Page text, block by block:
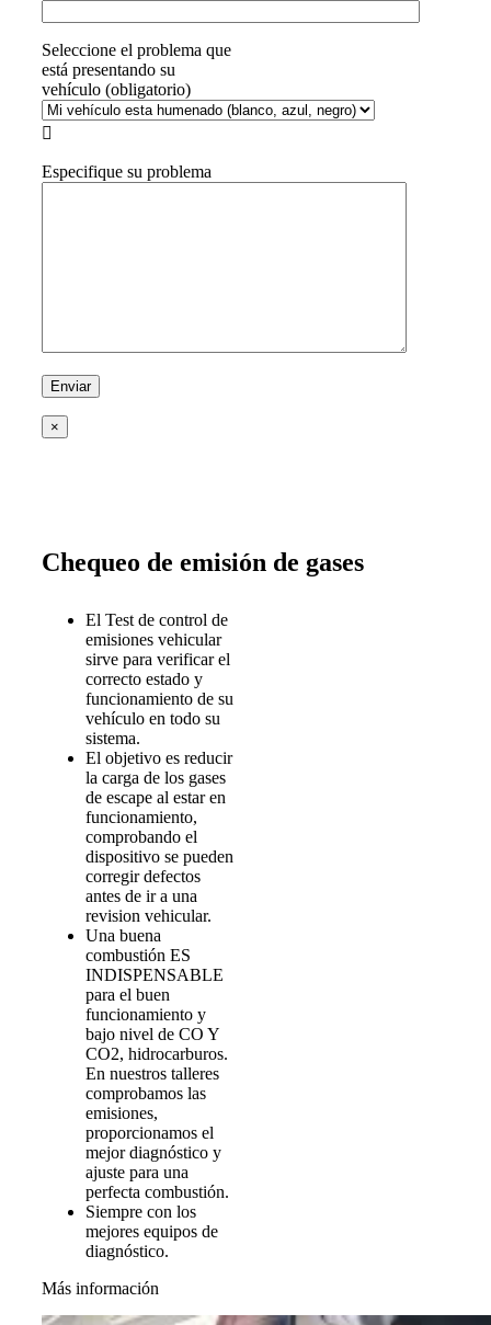
Seleccione el problema que
está presentando su
vehículo (obligatorio)

Especifique su problema
×
Chequeo de emisión de gases
El Test de control de
emisiones vehicular
sirve para verificar el
correcto estado y
funcionamiento de su
vehículo en todo su
sistema.
El objetivo es reducir
la carga de los gases
de escape al estar en
funcionamiento,
comprobando el
dispositivo se pueden
corregir defectos
antes de ir a una
revision vehicular.
Una buena
combustión ES
INDISPENSABLE
para el buen
funcionamiento y
bajo nivel de CO Y
CO2, hidrocarburos.
En nuestros talleres
comprobamos las
emisiones,
proporcionamos el
mejor diagnóstico y
ajuste para una
perfecta combustión.
Siempre con los
mejores equipos de
diagnóstico.
Más información